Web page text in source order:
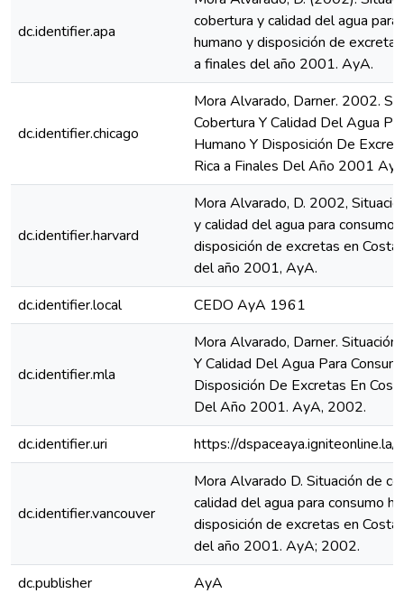
dc.identifier.apa
cobertura y calidad del agua para
humano y disposición de
a finales del año 2001. AyA.
dc.identifier.chicago
Mora Alvarado, Darner. 2002.
Cobertura Y Calidad Del Agua
Humano Y Disposición De
Rica a Finales Del Año 2001
dc.identifier.harvard
Mora Alvarado, D. 2002,
y calidad del agua para consumo
disposición de excretas en Costa
del año 2001, AyA.
dc.identifier.local
CEDO AyA 1961
dc.identifier.mla
Mora Alvarado, Darner. Situación
Y Calidad Del Agua Para
Disposición De Excretas En
Del Año 2001. AyA, 2002.
dc.identifier.uri
https://
dc.identifier.vancouver
Mora Alvarado D. Situación de
calidad del agua para consumo
disposición de excretas en Costa
del año 2001. AyA; 2002.
dc.publisher
AyA